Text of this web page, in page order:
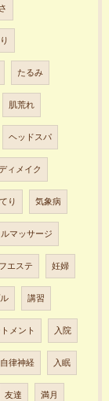
たるみ
肌荒れ
ヘッドスパ
ィメイク
り 気象病
マッサージ
エステ 妊婦
講習
メント 入院
自律神経 入眠
友達 満月